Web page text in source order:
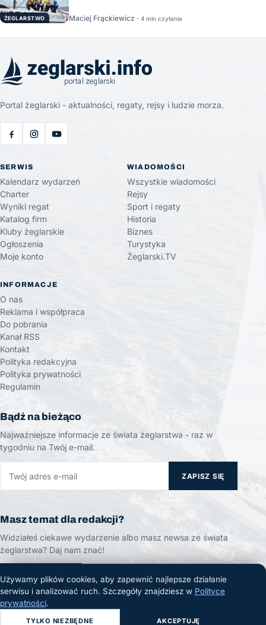
ŻEGLARSTWO Maciej Frąckiewicz · 4 min czytania
Portal żeglarski - aktualności, regaty, rejsy i ludzie morza.
SERWIS
Kalendarz wydarzeń
Charter
Wyniki regat
Katalog firm
Kluby żeglarskie
Ogłoszenia
Moje konto
WIADOMOŚCI
Wszystkie wiadomości
Rejsy
Sport i regaty
Historia
Biznes
Turystyka
Żeglarski.TV
INFORMACJE
O nas
Reklama i współpraca
Do pobrania
Kanał RSS
Kontakt
Polityka redakcyjna
Polityka prywatności
Regulamin
Bądź na bieżąco
Najważniejsze informacje ze świata żeglarstwa - raz w
tygodniu na Twój e-mail.
ZAPISZ SIĘ
Masz temat dla redakcji?
Widziałeś ciekawe wydarzenie albo masz newsa ze świata
żeglarstwa? Daj nam znać!
ZGŁOŚ TEMAT
Używamy plików cookies, aby zapewnić najlepsze działanie
serwisu i analizować ruch. Szczegóły znajdziesz w Polityce
prywatności.
TYLKO NIEZBĘDNE AKCEPTUJĘ